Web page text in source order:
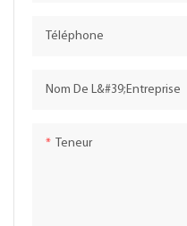
Téléphone
Nom De L&#39;entreprise
Teneur